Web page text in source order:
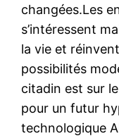
changées.Les
s’intéressent
la vie et
possibilités
citadin est sur
pour un futur
technologique